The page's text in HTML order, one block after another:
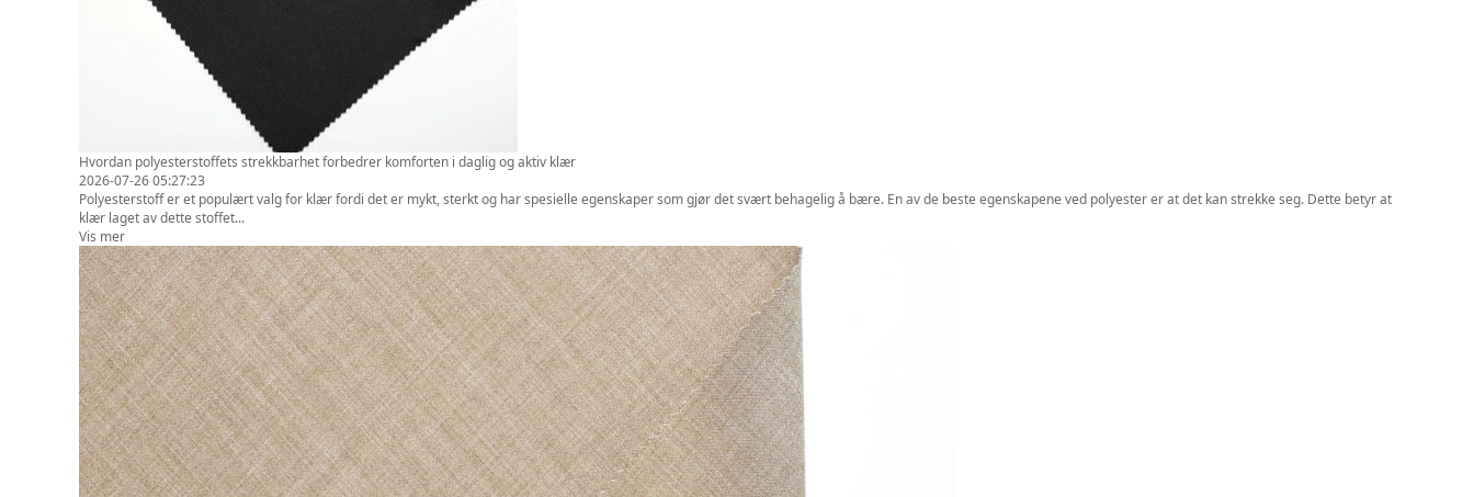
Hvordan polyesterstoffets strekkbarhet forbedrer komforten i daglig og aktiv klær
2026-07-26 05:27:23
Polyesterstoff er et populært valg for klær fordi det er mykt, sterkt og har spesielle egenskaper som gjør det svært behagelig å bære. En av de beste egenskapene ved polyester er at det kan strekke seg. Dette betyr at
klær laget av dette stoffet...
Vis mer